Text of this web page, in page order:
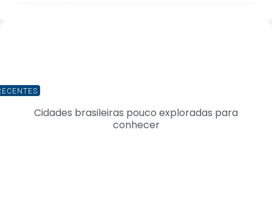
Cidades brasileiras pouco exploradas para
conhecer